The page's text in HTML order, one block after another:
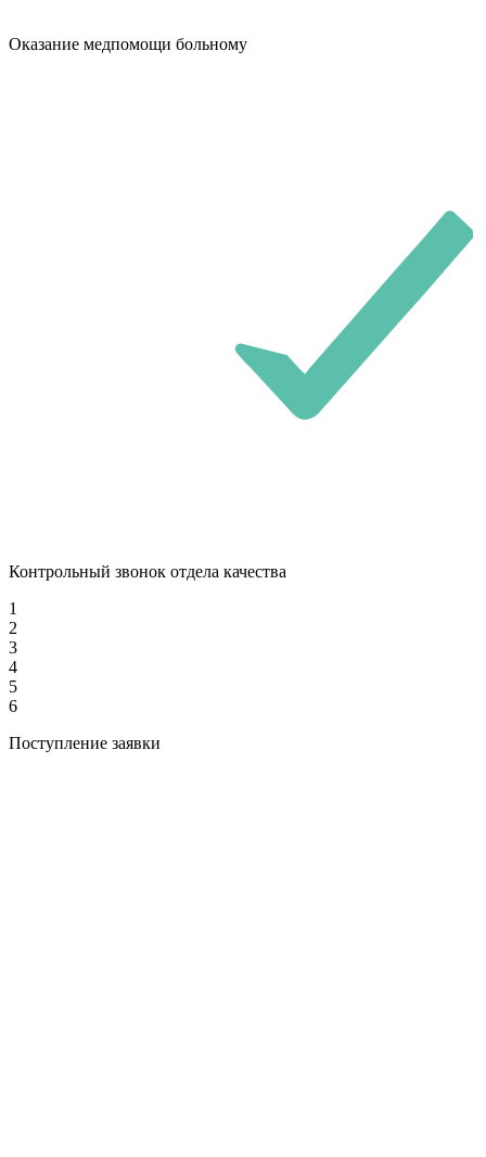
Оказание медпомощи больному
Контрольный звонок отдела качества
1
2
3
4
5
6
Поступление заявки